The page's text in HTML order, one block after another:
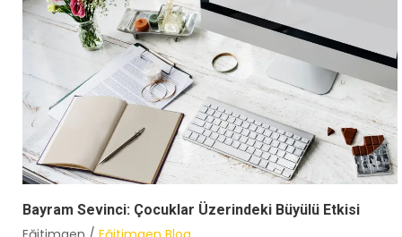
Bayram Sevinci: Çocuklar Üzerindeki Büyülü Etkisi